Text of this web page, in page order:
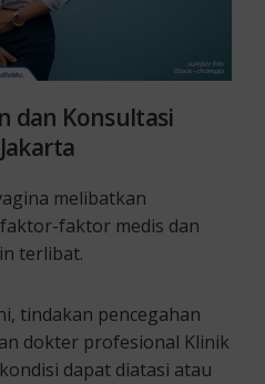
dan Konsultasi
melibatkan
faktor medis dan
terlibat.
tindakan pencegahan
dokter profesional Klinik
dapat diatasi atau